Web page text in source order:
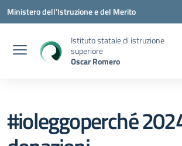
Vai ai contenuti
Vai al menu di navigazione
Vai al footer
Ministero dell'Istruzione e del Merito
Istituto statale di istruzione
superiore
Oscar Romero
#ioleggoperché